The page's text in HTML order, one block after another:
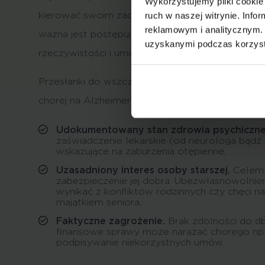
ruch w naszej witrynie.
reklamowym i
uzyskanymi podczas
kierować swoim zachowaniem. W kontekście
ważna jest postępująca utrata pamięci,
rzeczywistości i umiejętności dokonywania
Przesłanki do wszczęcia procedury
chorej na Alzheimera lub innego rodzaju
Udokumentowany stan zdrowia
zaświadczenie lekarskie (od neurologa bądź
wskazujące na zaburzenia otępienne,
Uzasadniony interes osoby starszej.
zabezpieczenie jej dobra.
wynikać z konfliktów rodzinnych czy chęci
majątkiem seniora,
Faktyczne zagrożenie. Brak zdolności do
finansowe sprawy może narażać chorego
podpisywanie niekorzystnych umów.